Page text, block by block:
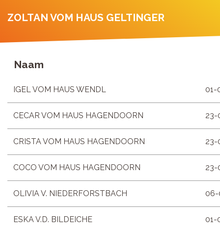
ZOLTAN VOM HAUS GELTINGER
Naam
IGEL VOM HAUS WENDL 01-
CECAR VOM HAUS HAGENDOORN 23-
CRISTA VOM HAUS HAGENDOORN 23-
COCO VOM HAUS HAGENDOORN 23-
OLIVIA V. NIEDERFORSTBACH 06-
ESKA V.D. BILDEICHE 01-